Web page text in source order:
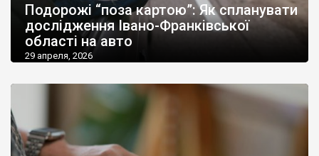
Подорожі “поза картою”: Як спланувати
дослідження Івано-Франківської
області на авто
29 апреля, 2026